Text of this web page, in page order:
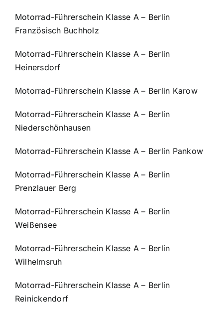
Motorrad-Führerschein Klasse A – Berlin
Französisch Buchholz
Motorrad-Führerschein Klasse A – Berlin
Heinersdorf
Motorrad-Führerschein Klasse A – Berlin Karow
Motorrad-Führerschein Klasse A – Berlin
Niederschönhausen
Motorrad-Führerschein Klasse A – Berlin Pankow
Motorrad-Führerschein Klasse A – Berlin
Prenzlauer Berg
Motorrad-Führerschein Klasse A – Berlin
Weißensee
Motorrad-Führerschein Klasse A – Berlin
Wilhelmsruh
Motorrad-Führerschein Klasse A – Berlin
Reinickendorf